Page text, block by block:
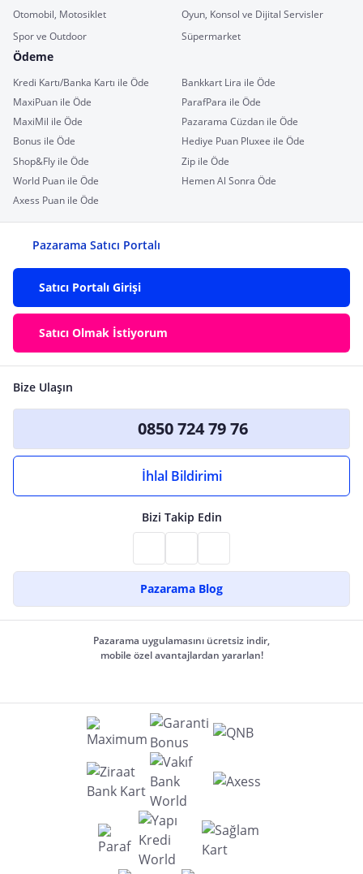
Otomobil, Motosiklet
Oyun, Konsol ve Dijital Servisler
Spor ve Outdoor
Süpermarket
Ödeme
Kredi Kartı/Banka Kartı ile Öde
Bankkart Lira ile Öde
MaxiPuan ile Öde
ParafPara ile Öde
MaxiMil ile Öde
Pazarama Cüzdan ile Öde
Bonus ile Öde
Hediye Puan Pluxee ile Öde
Shop&Fly ile Öde
Zip ile Öde
World Puan ile Öde
Hemen Al Sonra Öde
Axess Puan ile Öde
Pazarama Satıcı Portalı
Satıcı Portalı Girişi
Satıcı Olmak İstiyorum
Bize Ulaşın
0850 724 79 76
İhlal Bildirimi
Bizi Takip Edin
Pazarama Blog
Pazarama uygulamasını ücretsiz indir,
mobile özel avantajlardan yararlan!